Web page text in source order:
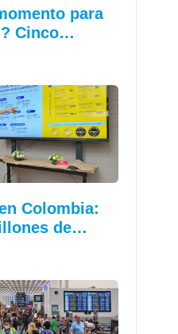
para
Cinco…
Colombia:
de…